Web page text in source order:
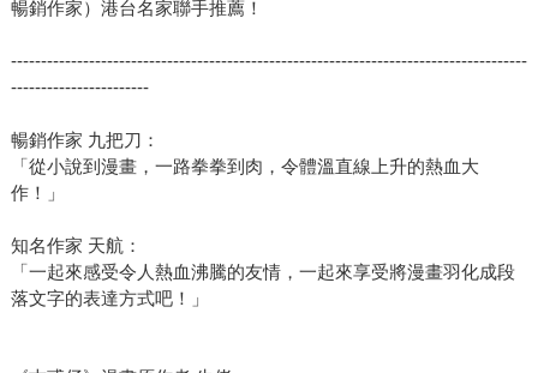
暢銷作家）港台名家聯手推薦！
--------------------------------------------------------------------------------------
-----------------------
暢銷作家 九把刀：
「從小說到漫畫，一路拳拳到肉，令體溫直線上升的熱血大
作！」
知名作家 天航：
「一起來感受令人熱血沸騰的友情，一起來享受將漫畫羽化成段
落文字的表達方式吧！」